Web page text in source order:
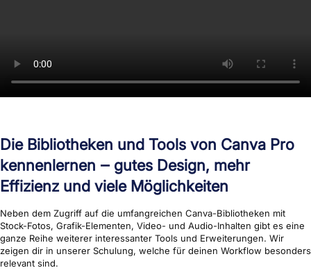
Die Bibliotheken und Tools von Canva Pro
kennenlernen ‒ gutes Design, mehr
Effizienz und viele Möglichkeiten
Neben dem Zugriff auf die umfangreichen Canva-Bibliotheken mit
Stock-Fotos, Grafik-Elementen, Video- und Audio-Inhalten gibt es eine
ganze Reihe weiterer interessanter Tools und Erweiterungen. Wir
zeigen dir in unserer Schulung, welche für deinen Workflow besonders
relevant sind.